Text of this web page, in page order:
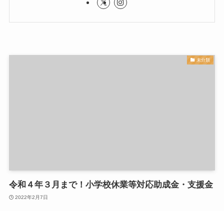
未分類
令和４年３月まで！小学校休業等対応助成金・支援金
2022年2月7日